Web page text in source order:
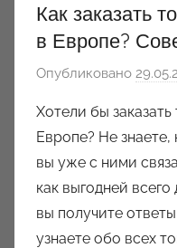
Как заказать
в Европе?
Опубликовано
Хотели бы
Европе? Не
вы уже с ними
как выгодней
вы получите
узнаете обо всех